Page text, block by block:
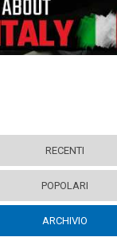
RECENTI
POPOLARI
ARCHIVIO